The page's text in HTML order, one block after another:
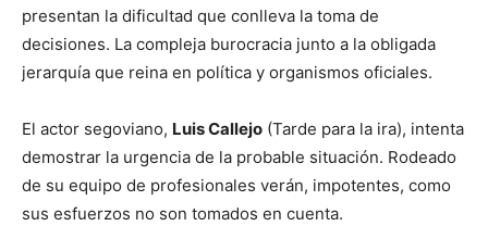
presentan la dificultad que conlleva la toma de
decisiones. La compleja burocracia junto a la obligada
jerarquía que reina en política y organismos oficiales.
El actor segoviano, Luis Callejo (Tarde para la ira), intenta
demostrar la urgencia de la probable situación. Rodeado
de su equipo de profesionales verán, impotentes, como
sus esfuerzos no son tomados en cuenta.